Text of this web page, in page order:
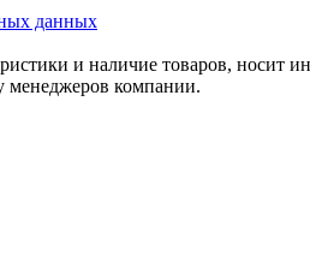
данных
и наличие товаров,
менеджеров компании.